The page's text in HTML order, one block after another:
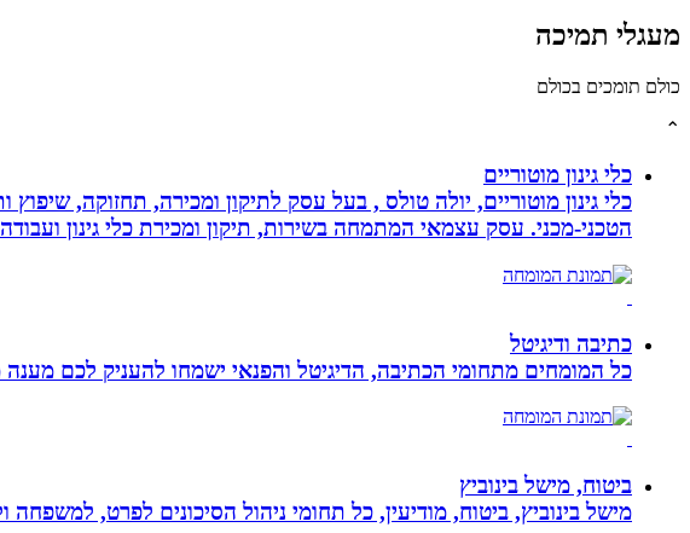
מעגלי תמיכה
כולם תומכים בכולם
⌃
כלי גינון מוטוריים
כלי גינון מוטוריים, יולה טולס , בעל עסק לתיקון ומכירה, תחזוקה,
הטכני-מכני. עסק עצמאי המתמחה בשירות, תיקון ומכירת כלי גינון ועבודה
כתיבה ודיגיטל
כל המומחים מתחומי הכתיבה, הדיגיטל והפנאי ישמחו להעניק לכם מענה
ביטוח, מישל בינוביץ
מישל בינוביץ, ביטוח, מודיעין, כל תחומי ניהול הסיכונים לפרט, למשפחה